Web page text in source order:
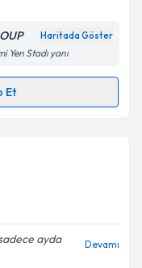
ilişkin
Aydınlatma
belirtilen
Haritada Göster
Yen Stadı yanı
Et
talebi oluşturun.
için bir takvim
ayda
Devamı